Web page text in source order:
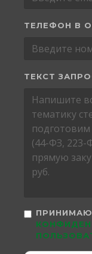
ТЕЛЕФОН В
ТЕКСТ
ПРИНИМАЮ